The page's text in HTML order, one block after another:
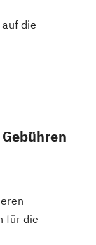
die
für die